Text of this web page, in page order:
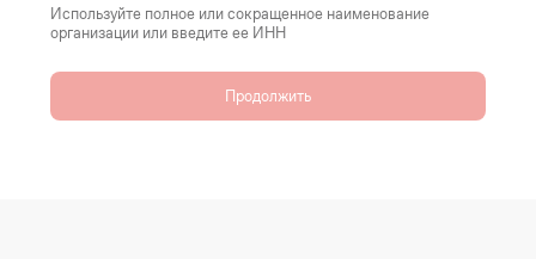
Используйте полное или сокращенное наименование
организации или введите ее ИНН
Продолжить